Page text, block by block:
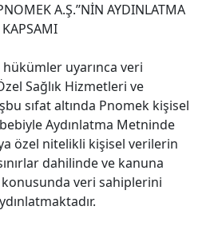
A.Ş.’’NİN AYDINLATMA
uyarınca veri
Sağlık Hizmetleri ve
sıfat altında Pnomek kişisel
Aydınlatma Metninde
özel nitelikli kişisel verilerin
dahilinde ve kanuna
veri sahiplerini